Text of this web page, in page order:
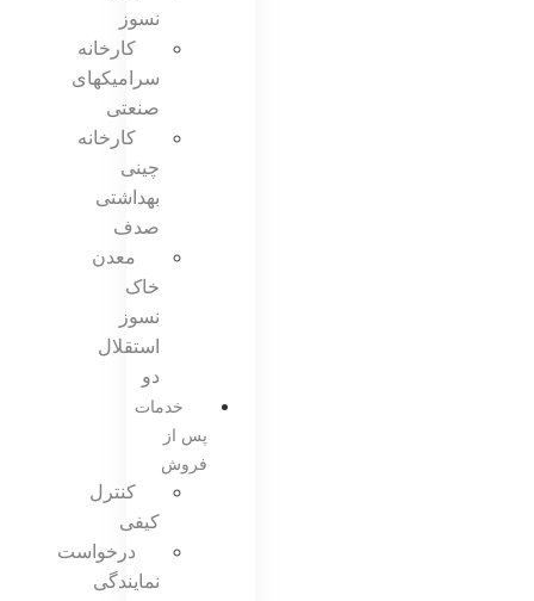
نسوز
کارخانه
سرامیکهای
صنعتی
کارخانه
چینی
بهداشتی
صدف
معدن
خاک
نسوز
استقلال
دو
خدمات
پس از
فروش
کنترل
کیفی
درخواست
نمایندگی